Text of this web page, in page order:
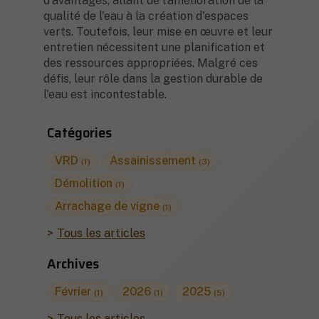
Catégories
VRD (1) Assainissement (3)
Démolition (1)
Arrachage de vigne (1)
Tous les articles
Archives
Février (1) 2026 (1) 2025 (5)
qualité de l'eau à la création d'espaces
verts. Toutefois, leur mise en œuvre et leur
entretien nécessitent une planification et
des ressources appropriées. Malgré ces
défis, leur rôle dans la gestion durable de
l'eau est incontestable.